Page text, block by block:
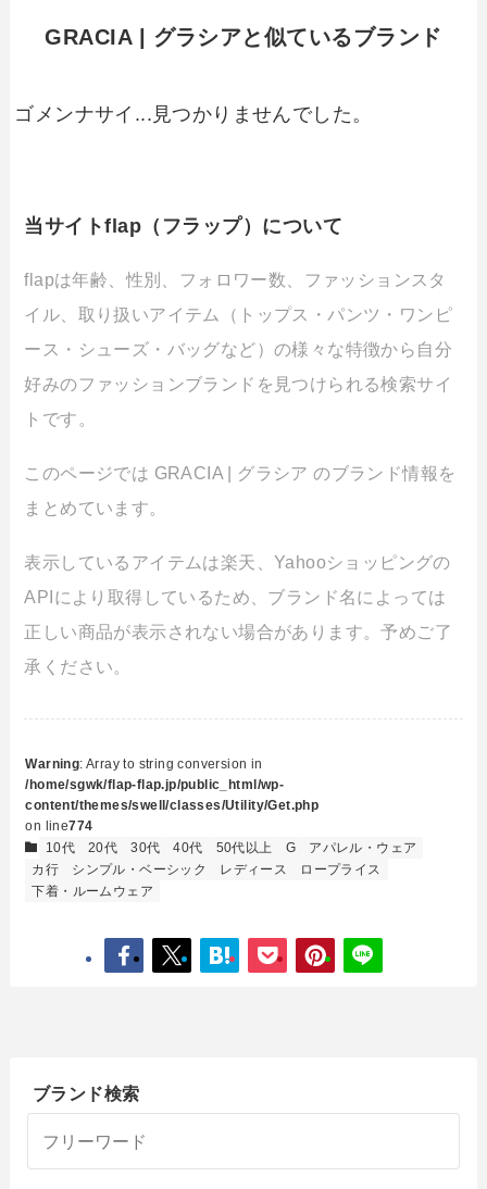
GRACIA | グラシアと似ているブランド
ゴメンナサイ...見つかりませんでした。
当サイトflap（フラップ）について
flapは年齢、性別、フォロワー数、ファッションスタ
イル、取り扱いアイテム（トップス・パンツ・ワンピ
ース・シューズ・バッグなど）の様々な特徴から自分
好みのファッションブランドを見つけられる検索サイ
トです。
このページでは GRACIA | グラシア のブランド情報を
まとめています。
表示しているアイテムは楽天、Yahooショッピングの
APIにより取得しているため、ブランド名によっては
正しい商品が表示されない場合があります。予めご了
承ください。
Warning: Array to string conversion in
/home/sgwk/flap-flap.jp/public_html/wp-
content/themes/swell/classes/Utility/Get.php
on line774
10代
20代 30代 40代 50代以上 G
アパレル・ウェア
カ行
シンプル・ベーシック レディース
ロープライス
下着・ルームウェア
ブランド検索